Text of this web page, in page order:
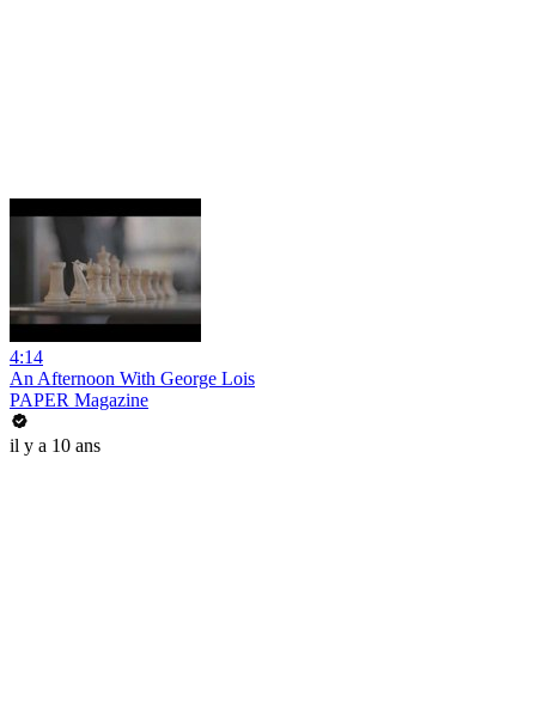
4:14
An Afternoon With George Lois
PAPER Magazine
il y a 10 ans